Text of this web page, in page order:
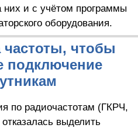
них и с учётом программы
оборудования.
чтобы
подключение
по радиочастотам (ГКРЧ,
выделить